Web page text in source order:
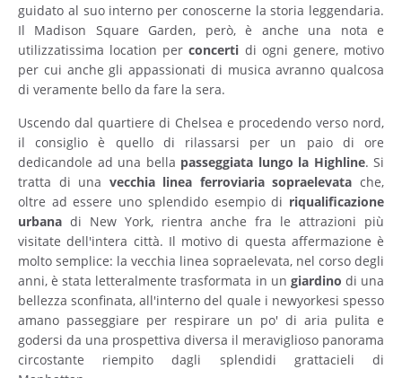
guidato al suo interno per conoscerne la storia leggendaria.
Il Madison Square Garden, però, è anche una nota e
utilizzatissima location perconcerti di ogni genere, motivo
per cui anche gli appassionati di musica avranno qualcosa
di veramente bello da fare la sera.
Uscendo dal quartiere di Chelsea e procedendo verso nord,
il consiglio è quello di rilassarsi per un paio di ore
dedicandole ad una bella passeggiata lungo la Highline. Si
tratta di una vecchia linea ferroviaria sopraelevata che,
oltre ad essere uno splendido esempio di riqualificazione
urbana di New York, rientra anche fra le attrazioni più
visitate dell'intera città. Il motivo di questa affermazione è
molto semplice: la vecchia linea sopraelevata, nel corso degli
anni, è stata letteralmente trasformata in un giardino di una
bellezza sconfinata, all'interno del quale i newyorkesi spesso
amano passeggiare per respirare un po' di aria pulita e
godersi da una prospettiva diversa il meraviglioso panorama
circostante riempito dagli splendidi grattacieli di